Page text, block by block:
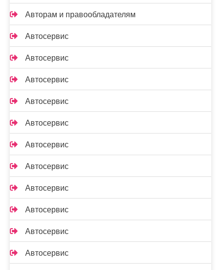
Авторам и правообладателям
Автосервис
Автосервис
Автосервис
Автосервис
Автосервис
Автосервис
Автосервис
Автосервис
Автосервис
Автосервис
Автосервис